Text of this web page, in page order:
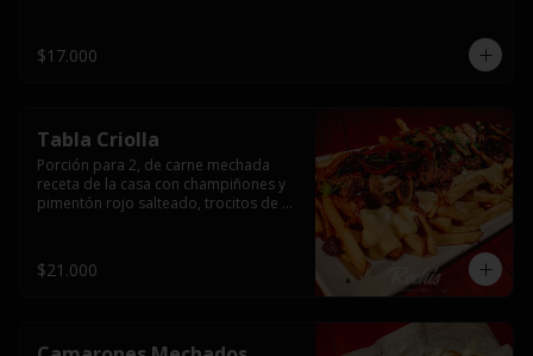
$17.000
Tabla Criolla
Porción para 2, de carne mechada
receta de la casa con champiñones y
pimentón rojo salteado, trocitos de
papas fritas.
$21.000